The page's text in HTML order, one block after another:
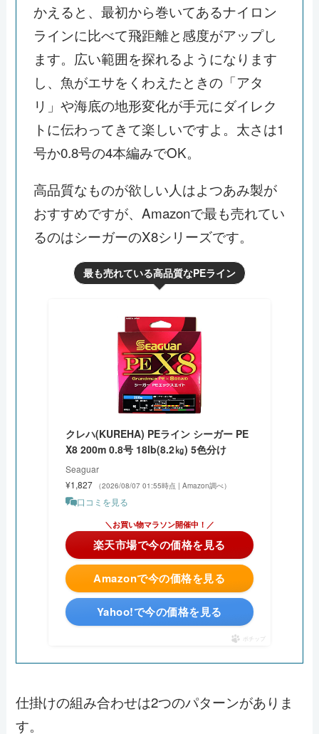
かえると、最初から巻いてあるナイロン
ラインに比べて飛距離と感度がアップし
ます。広い範囲を探れるようになります
し、魚がエサをくわえたときの「アタ
リ」や海底の地形変化が手元にダイレク
トに伝わってきて楽しいですよ。太さは1
号か0.8号の4本編みでOK。
高品質なものが欲しい人はよつあみ製が
おすすめですが、Amazonで最も売れてい
るのはシーガーのX8シリーズです。
最も売れている高品質なPEライン
クレハ(KUREHA) PEライン シーガー PE
X8 200m 0.8号 18lb(8.2㎏) 5色分け
Seaguar
¥1,827
（2026/08/07 01:55時点 | Amazon調べ）
口コミを見る
Amazonで今の価格を見る
＼今日は5と0の日！ポイント4倍！／
楽天市場で今の価格を見る
Yahoo!で今の価格を見る
ポチップ
仕掛けの組み合わせは2つのパターンがありま
す。